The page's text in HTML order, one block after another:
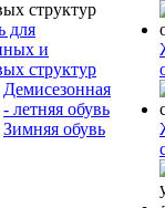
для
и
структур
Демисезонная
- летняя обувь
Зимняя обувь